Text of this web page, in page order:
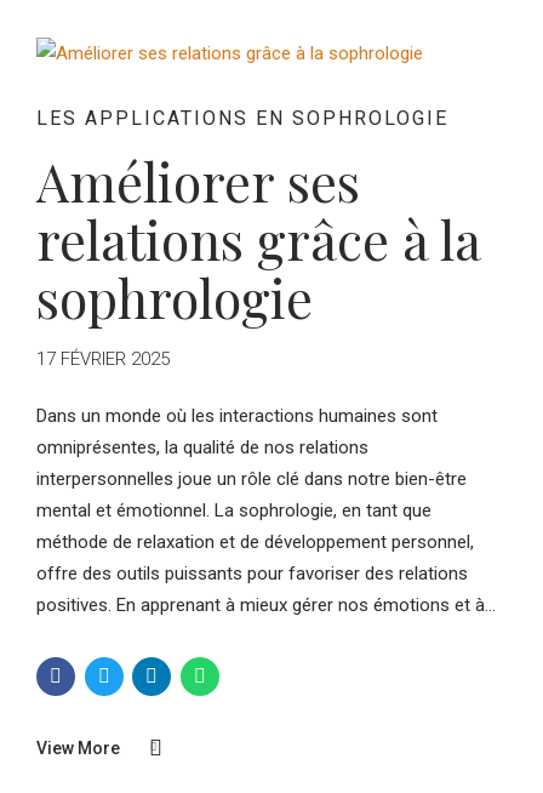
LES APPLICATIONS EN SOPHROLOGIE
Améliorer ses
relations grâce à la
sophrologie
17 FÉVRIER 2025
Dans un monde où les interactions humaines sont
omniprésentes, la qualité de nos relations
interpersonnelles joue un rôle clé dans notre bien-être
mental et émotionnel. La sophrologie, en tant que
méthode de relaxation et de développement personnel,
offre des outils puissants pour favoriser des relations
positives. En apprenant à mieux gérer nos émotions et à...
View More